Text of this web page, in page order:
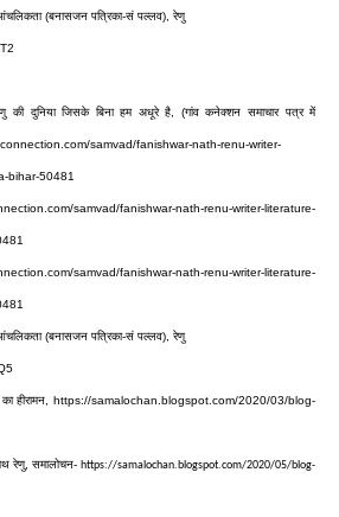
(बनासजन पत्रिका-सं पल्लव) रेणु
की दुनिया जिसके बिना हम अधूरे है , (गांव कनेक्शन समाचार पत्र में
samvad/fanishwar-nath-renu-writer-
bihar-50481
samvad/fanishwar-nath-renu-writer-literature-
samvad/fanishwar-nath-renu-writer-literature-
(बनासजन पत्रिका-सं पल्लव) रेणु
का हीरामन ,https://samalochan.blogspot.com/2020/03/blog-
रेणु, समालोचन- https://samalochan.blogspot.com/2020/05/blog-